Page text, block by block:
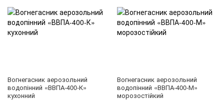
Вогнегасник аерозольний
водопінний «ВВПА-400-К»
кухонний
Вогнегасник аерозольний
водопінний «ВВПА-400-М»
морозостійкий